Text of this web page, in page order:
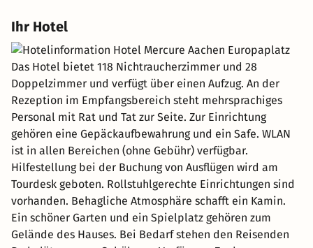
Ihr Hotel
Das Hotel bietet 118 Nichtraucherzimmer und 28
Doppelzimmer und verfügt über einen Aufzug. An der
Rezeption im Empfangsbereich steht mehrsprachiges
Personal mit Rat und Tat zur Seite. Zur Einrichtung
gehören eine Gepäckaufbewahrung und ein Safe. WLAN
ist in allen Bereichen (ohne Gebühr) verfügbar.
Hilfestellung bei der Buchung von Ausflügen wird am
Tourdesk geboten. Rollstuhlgerechte Einrichtungen sind
vorhanden. Behagliche Atmosphäre schafft ein Kamin.
Ein schöner Garten und ein Spielplatz gehören zum
Gelände des Hauses. Bei Bedarf stehen den Reisenden